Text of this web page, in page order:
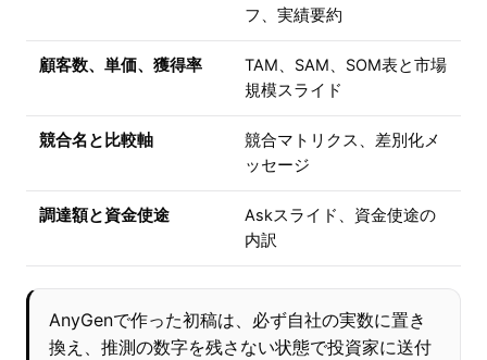
フ、実績要約
顧客数、単価、獲得率
TAM、SAM、SOM表と市場
規模スライド
競合名と比較軸
競合マトリクス、差別化メ
ッセージ
調達額と資金使途
Askスライド、資金使途の
内訳
AnyGenで作った初稿は、必ず自社の実数に置き
換え、推測の数字を残さない状態で投資家に送付